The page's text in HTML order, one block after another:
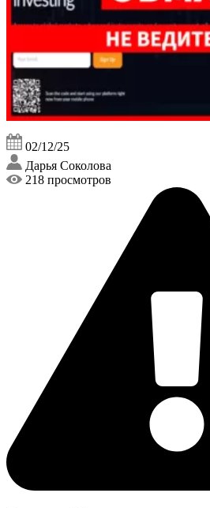
02/12/25
Дарья Соколова
218 просмотров